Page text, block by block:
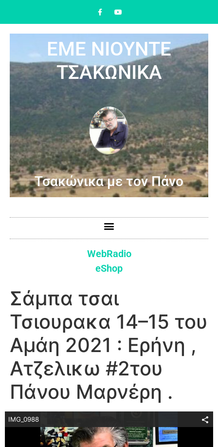
ΕΜΕ ΝΙΟΥΝΤΕ
ΤΣΑΚΩΝΙΚΑ
Τσακώνικα με τον Πάνο
WebRadio
eShop
Σάμπα τσαι
Τσιουρακα 14–15 του
Αμάη 2021 : Ερήνη ,
Ατζελικω #2του
Πάνου Μαρνέρη .
IMG_0988